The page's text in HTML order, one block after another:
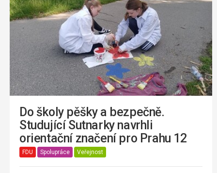
Do školy pěšky a bezpečně.
Studující Sutnarky navrhli
orientační značení pro Prahu 12
FDU Spolupráce Veřejnost